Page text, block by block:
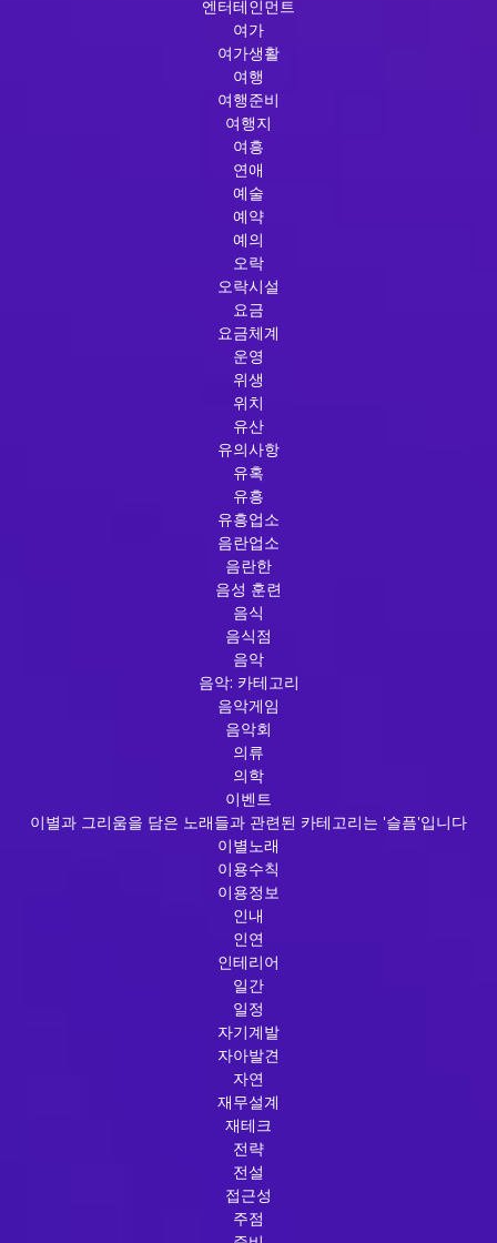
엔터테인먼트
여가
여가생활
여행
여행준비
여행지
여흥
연애
예술
예약
예의
오락
오락시설
요금
요금체계
운영
위생
위치
유산
유의사항
유혹
유흥
유흥업소
음란업소
음란한
음성 훈련
음식
음식점
음악
음악: 카테고리
음악게임
음악회
의류
의학
이벤트
이별과 그리움을 담은 노래들과 관련된 카테고리는 '슬픔'입니다
이별노래
이용수칙
이용정보
인내
인연
인테리어
일간
일정
자기계발
자아발견
자연
재무설계
재테크
전략
전설
접근성
주점